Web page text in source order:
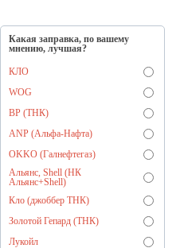
Какая заправка, по вашему
мнению, лучшая?
КЛО
WOG
BP (ТНК)
ANP (Альфа-Нафта)
OKKO (Галнефтегаз)
Альянс, Shell (НК
Альянс+Shell)
Кло (джоббер ТНК)
Золотой Гепард (ТНК)
Лукойл